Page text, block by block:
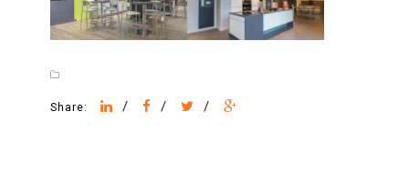
Share: / / /